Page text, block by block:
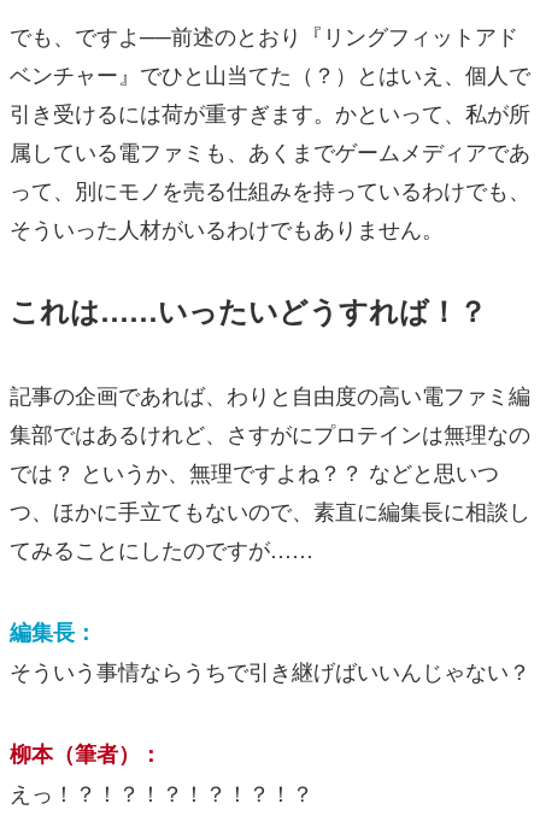
でも、ですよ──前述のとおり『リングフィットアド
ベンチャー』でひと山当てた（？）とはいえ、個人で
引き受けるには荷が重すぎます。かといって、私が所
属している電ファミも、あくまでゲームメディアであ
って、別にモノを売る仕組みを持っているわけでも、
そういった人材がいるわけでもありません。
これは……いったいどうすれば！？
記事の企画であれば、わりと自由度の高い電ファミ編
集部ではあるけれど、さすがにプロテインは無理なの
では？ というか、無理ですよね？？ などと思いつ
つ、ほかに手立てもないので、素直に編集長に相談し
てみることにしたのですが……
編集長：
そういう事情ならうちで引き継げばいいんじゃない？
柳本（筆者）：
えっ！？！？！？！？！？！？